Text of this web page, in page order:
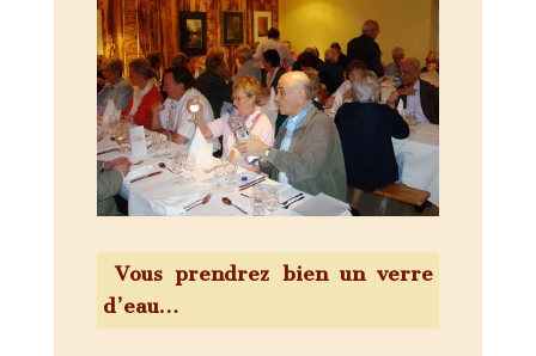
Vous prendrez bien un verre
d’eau…